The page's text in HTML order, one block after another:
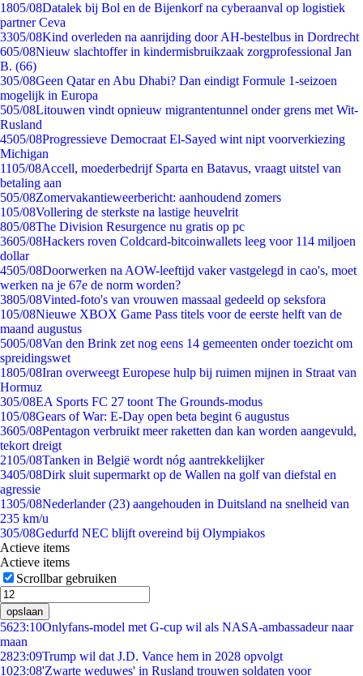
1805/08Datalek bij Bol en de Bijenkorf na cyberaanval op logistiek
partner Ceva
3305/08Kind overleden na aanrijding door AH-bestelbus in Dordrecht
605/08Nieuw slachtoffer in kindermisbruikzaak zorgprofessional Jan
B. (66)
305/08Geen Qatar en Abu Dhabi? Dan eindigt Formule 1-seizoen
mogelijk in Europa
505/08Litouwen vindt opnieuw migrantentunnel onder grens met Wit-
Rusland
4505/08Progressieve Democraat El-Sayed wint nipt voorverkiezing
Michigan
1105/08Accell, moederbedrijf Sparta en Batavus, vraagt uitstel van
betaling aan
505/08Zomervakantieweerbericht: aanhoudend zomers
105/08Vollering de sterkste na lastige heuvelrit
805/08The Division Resurgence nu gratis op pc
3605/08Hackers roven Coldcard-bitcoinwallets leeg voor 114 miljoen
dollar
4505/08Doorwerken na AOW-leeftijd vaker vastgelegd in cao's, moet
werken na je 67e de norm worden?
3805/08Vinted-foto's van vrouwen massaal gedeeld op seksfora
105/08Nieuwe XBOX Game Pass titels voor de eerste helft van de
maand augustus
5005/08Van den Brink zet nog eens 14 gemeenten onder toezicht om
spreidingswet
1805/08Iran overweegt Europese hulp bij ruimen mijnen in Straat van
Hormuz
305/08EA Sports FC 27 toont The Grounds-modus
105/08Gears of War: E-Day open beta begint 6 augustus
3605/08Pentagon verbruikt meer raketten dan kan worden aangevuld,
tekort dreigt
2105/08Tanken in België wordt nóg aantrekkelijker
3405/08Dirk sluit supermarkt op de Wallen na golf van diefstal en
agressie
1305/08Nederlander (23) aangehouden in Duitsland na snelheid van
235 km/u
305/08Gedurfd NEC blijft overeind bij Olympiakos
Actieve items
Actieve items
Scrollbar gebruiken
opslaan
5623:10Onlyfans-model met G-cup wil als NASA-ambassadeur naar
maan
2823:09Trump wil dat J.D. Vance hem in 2028 opvolgt
1023:08'Zwarte weduwes' in Rusland trouwen soldaten voor